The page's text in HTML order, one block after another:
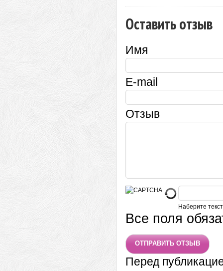
Оставить отзыв
Имя
E-mail
Отзыв
Наберите
Все поля
Перед